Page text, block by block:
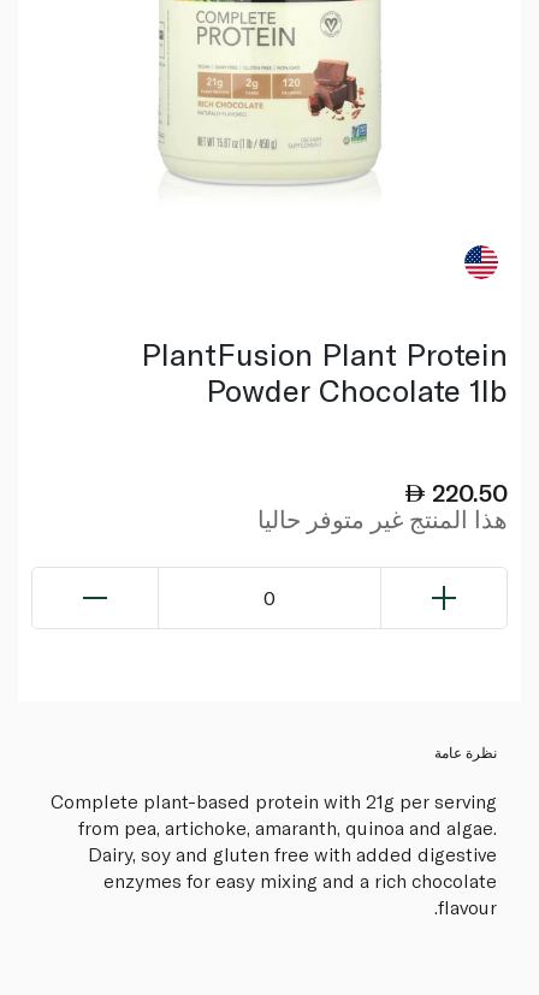
PlantFusion Plant Protein
Powder Chocolate 1lb
220.50
هذا المنتج غير متوفر حاليا
0
نظرة عامة
Complete plant-based protein with 21g per serving
from pea, artichoke, amaranth, quinoa and algae.
Dairy, soy and gluten free with added digestive
enzymes for easy mixing and a rich chocolate
flavour.